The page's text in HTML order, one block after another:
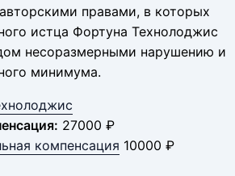
правами, в которых
истца Фортуна Технолоджис
несоразмерными нарушению и
минимума.
27000 ₽
компенсация 10000 ₽